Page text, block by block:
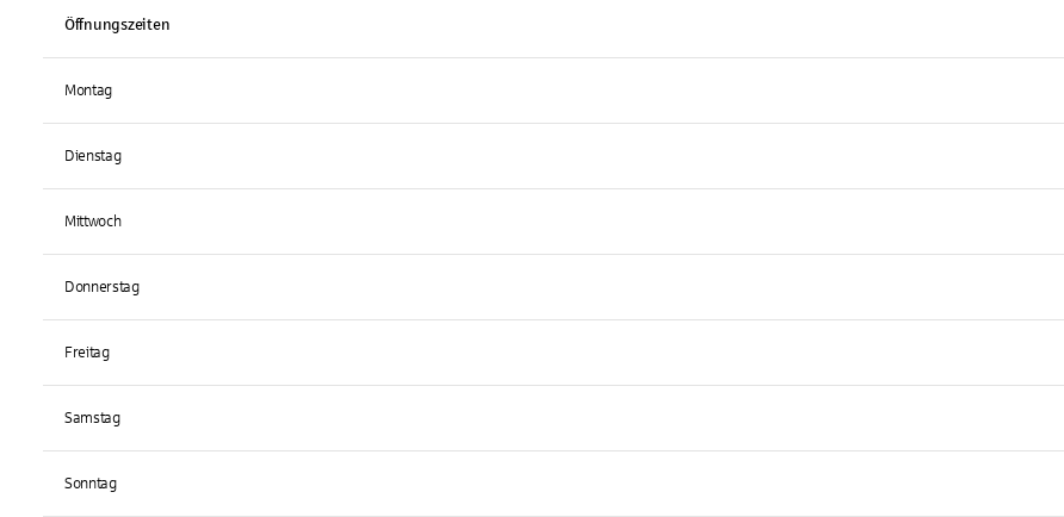
Öffnungszeiten
Montag
Dienstag
Mittwoch
Donnerstag
Freitag
Samstag
Sonntag